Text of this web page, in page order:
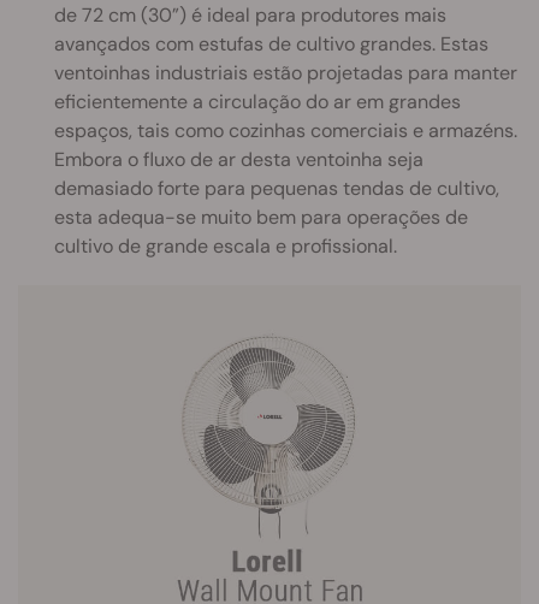
de 72 cm (30”) é ideal para produtores mais
avançados com estufas de cultivo grandes. Estas
ventoinhas industriais estão projetadas para manter
eficientemente a circulação do ar em grandes
espaços, tais como cozinhas comerciais e armazéns.
Embora o fluxo de ar desta ventoinha seja
demasiado forte para pequenas tendas de cultivo,
esta adequa-se muito bem para operações de
cultivo de grande escala e profissional.